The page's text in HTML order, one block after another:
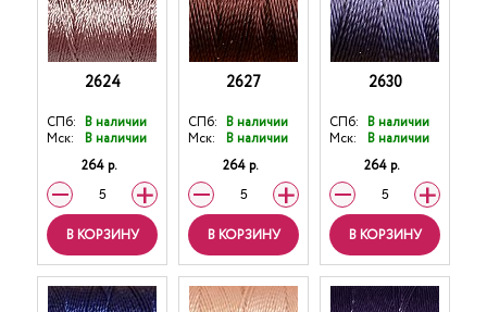
2624
СПб: В наличии
Мск:
В наличии
264 р.
В КОРЗИНУ
2627
СПб: В наличии
Мск:
В наличии
264 р.
В КОРЗИНУ
2630
СПб: В наличии
Мск:
В наличии
264 р.
В КОРЗИНУ